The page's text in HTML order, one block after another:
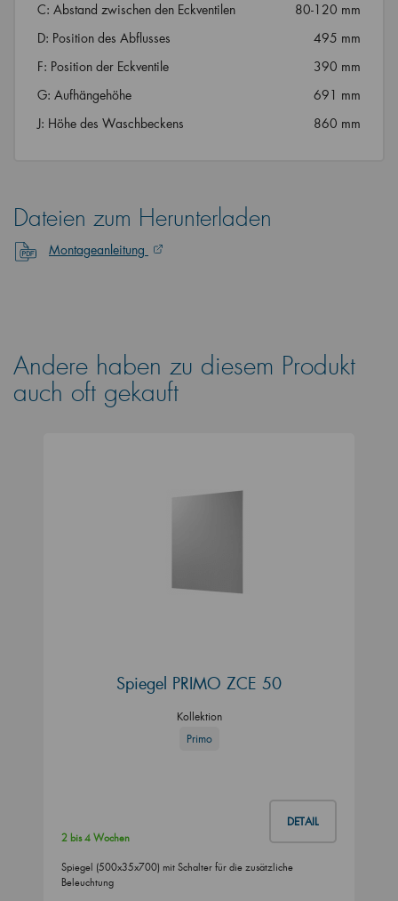
C: Abstand zwischen den Eckventilen
80-120 mm
D: Position des Abflusses
495 mm
F: Position der Eckventile
390 mm
G: Aufhängehöhe
691 mm
J: Höhe des Waschbeckens
860 mm
Dateien zum Herunterladen
Montageanleitung
Andere haben zu diesem Produkt
auch oft gekauft
Spiegel PRIMO ZCE 50
Kollektion
Primo
DETAIL
2 bis 4 Wochen
Spiegel (500x35x700) mit Schalter für die zusätzliche
Beleuchtung